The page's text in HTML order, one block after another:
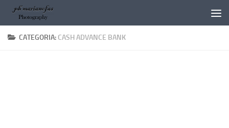
Salta al contenuto
CATEGORIA: CASH ADVANCE BANK